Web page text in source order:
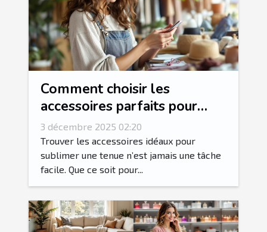
Comment choisir les
accessoires parfaits pour
votre style vestimentaire ?
3 décembre 2025 02:20
Trouver les accessoires idéaux pour
sublimer une tenue n’est jamais une tâche
facile. Que ce soit pour...